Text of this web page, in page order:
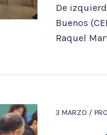
De
Buenos
Raquel
3 MARZO /